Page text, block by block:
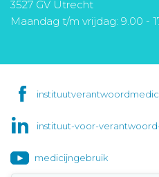
3527 GV Utrecht
Maandag t/m vrijdag: 9.00 -
instituut-voor-
medicijngebruik